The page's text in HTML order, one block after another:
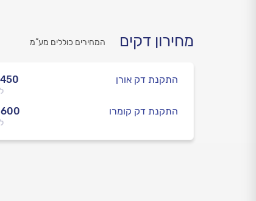
מחירון דקים המחירים כוללים מע”מ
התקנת דק אורן
התקנת דק קומרו